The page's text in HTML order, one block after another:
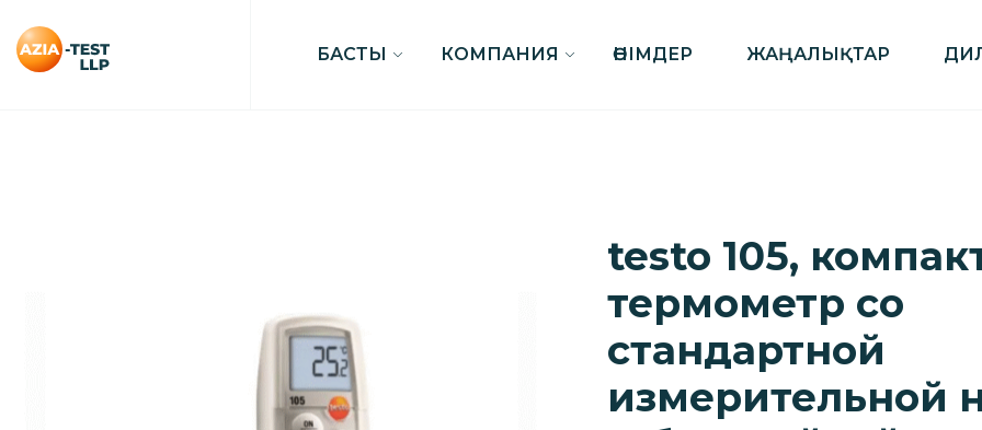
БАСТЫ КОМПАНИЯ ӨНІМДЕР ЖАҢАЛЫҚТАР
testo 105,
термометр со
стандартной
измерительной